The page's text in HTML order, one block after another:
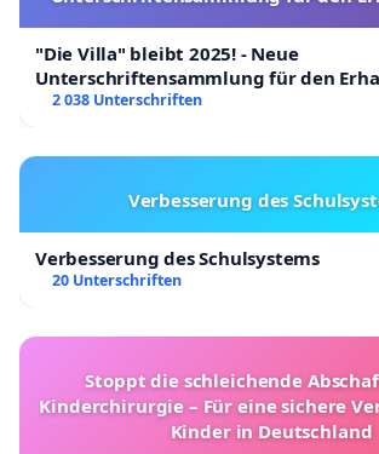
"Die Villa" bleibt 2025! - Neue
Unterschriftensammlung für den
2 038 Unterschriften
Verbesserung des
Verbesserung des Schulsystems
20 Unterschriften
Stoppt die schleichende
Kinderchirurgie – Für eine sichere
Kinder in Deutschland